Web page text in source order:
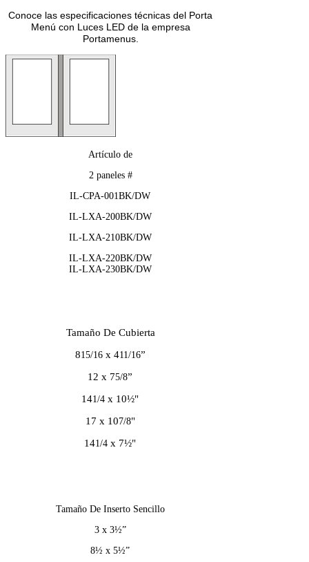
Conoce las especificaciones técnicas del Porta
Menú con Luces LED de la empresa
Portamenus.
Artículo de
2 paneles #
IL-CPA-001BK/DW
IL-LXA-200BK/DW
IL-LXA-210BK/DW
IL-LXA-220BK/DW
IL-LXA-230BK/DW
Tamaño De Cubierta
815/16x 411/16”
12 x 75/8”
141/4 x 10½"
17 x 107/8"
141/4 x 7½"
Tamaño De Inserto Sencillo
3 x 3½”
8½ x 5½”